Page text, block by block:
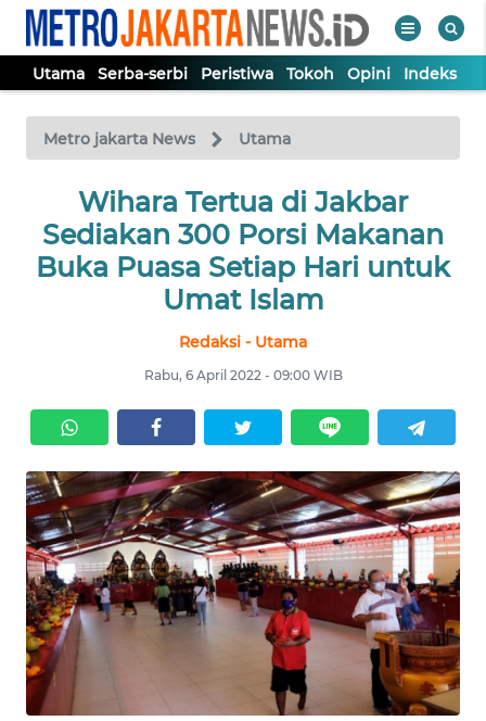
Utama Serba-serbi Peristiwa Tokoh Opini Indeks
Metro jakarta News Utama
Wihara Tertua di Jakbar
Sediakan 300 Porsi Makanan
Buka Puasa Setiap Hari untuk
Umat Islam
Redaksi - Utama
Rabu, 6 April 2022 - 09:00 WIB
TV
Tutup
UTAMA
SERBA-
SERBI
TOKOH
OPINI
Informasi
INDEKS
BERITA
KONTAK
KAMI